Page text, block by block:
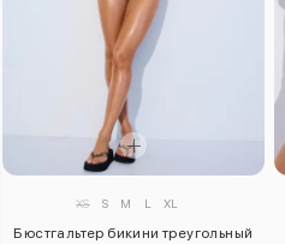
XS S M L XL
Бюстгальтер бикини треугольный